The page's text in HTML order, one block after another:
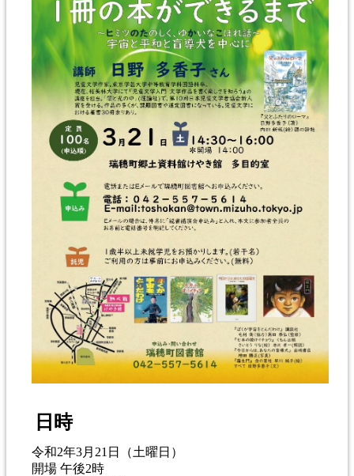
日時
令和2年3月21日（土曜日）
開場 午後2時